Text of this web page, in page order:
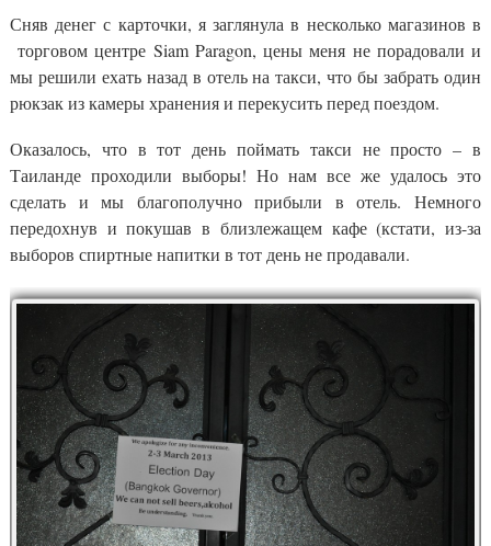
Сняв денег с карточки, я заглянула в несколько магазинов в
торговом центре Siam Paragon, цены меня не порадовали и
мы решили ехать назад в отель на такси, что бы забрать один
рюкзак из камеры хранения и перекусить перед поездом.
Оказалось, что в тот день поймать такси не просто – в
Таиланде проходили выборы! Но нам все же удалось это
сделать и мы благополучно прибыли в отель. Немного
передохнув и покушав в близлежащем кафе (кстати, из-за
выборов спиртные напитки в тот день не продавали.